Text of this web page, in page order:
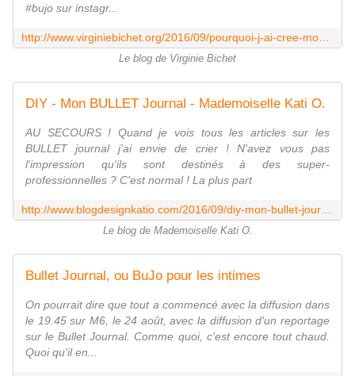
#bujo sur instagr...
Le blog de Virginie Bichet
DIY - Mon BULLET Journal - Mademoiselle Kati O.
AU SECOURS ! Quand je vois tous les articles sur les
BULLET journal j'ai envie de crier ! N'avez vous pas
l'impression qu'ils sont destinés à des super-
professionnelles ? C'est normal ! La plus part
Le blog de Mademoiselle Kati O.
Bullet Journal, ou BuJo pour les intimes
On pourrait dire que tout a commencé avec la diffusion dans
le 19.45 sur M6, le 24 août, avec la diffusion d'un reportage
sur le Bullet Journal. Comme quoi, c'est encore tout chaud.
Quoi qu'il en...